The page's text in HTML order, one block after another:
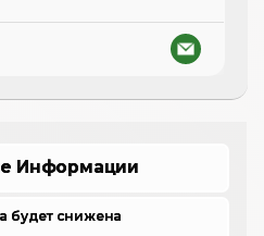
Информации
будет снижена